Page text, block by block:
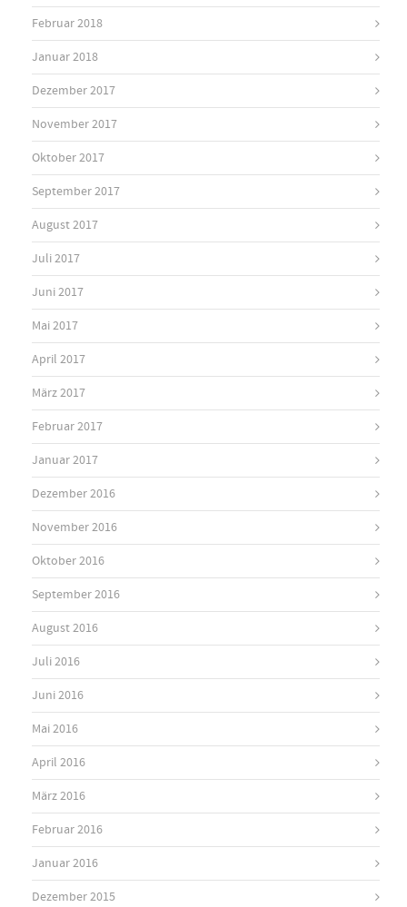
Februar 2018
Januar 2018
Dezember 2017
November 2017
Oktober 2017
September 2017
August 2017
Juli 2017
Juni 2017
Mai 2017
April 2017
März 2017
Februar 2017
Januar 2017
Dezember 2016
November 2016
Oktober 2016
September 2016
August 2016
Juli 2016
Juni 2016
Mai 2016
April 2016
März 2016
Februar 2016
Januar 2016
Dezember 2015